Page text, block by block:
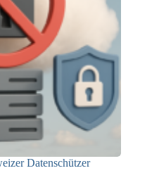
Datenschützer